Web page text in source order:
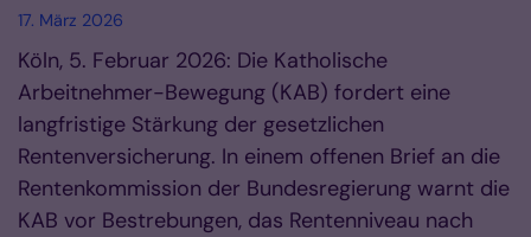
17. März 2026
Köln, 5. Februar 2026: Die Katholische
Arbeitnehmer-Bewegung (KAB) fordert eine
langfristige Stärkung der gesetzlichen
Rentenversicherung. In einem offenen Brief an die
Rentenkommission der Bundesregierung warnt die
KAB vor Bestrebungen, das Rentenniveau nach